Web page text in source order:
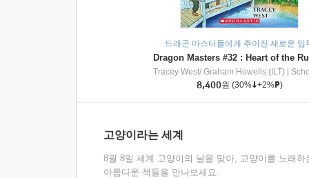
드래곤 마스터들에게 주어진 새로운 임
Tracey West/ Graham Howells (ILT)
8,400원 (30% +2% )
고양이라는 세계
8월 8일 세계 고양이의 날을 맞아, 고양이를 노래하
아름다운 책들을 만나보세요.